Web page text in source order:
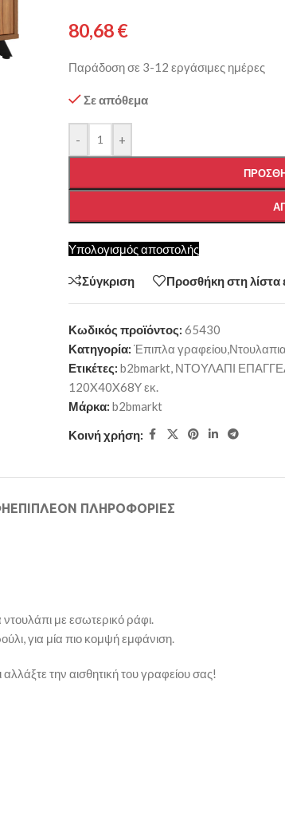
80,68€
Παράδοση σε 3-12 εργάσιμες ημέρες
Σε απόθεμα
- +
Υπολογισμός αποστολής
Σύγκριση Προσθήκη στη λίστα
Κωδικός προϊόντος: 65430
Κατηγορία: Έπιπλα
Ετικέτες: b2bmarkt, ΝΤΟΥΛΑΠΙ
120X40X68Y εκ.
Μάρκα: b2bmarkt
Κοινή χρήση:
ΕΠΙΠΛΈΟΝ ΠΛΗΡΟΦΟΡΊΕΣ
ντουλάπι με εσωτερικό ράφι.
για μία πιο κομψή εμφάνιση.
την αισθητική του γραφείου σας!